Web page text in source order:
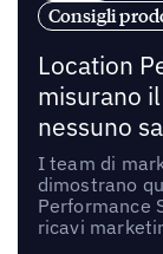
Consigli
Location
misurano
nessuno
I team di
dimostrano
Performance
ricavi